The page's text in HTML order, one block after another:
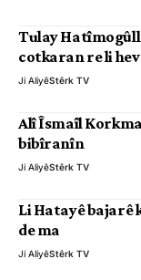
Tulay
cotkaran re li
Ji AliyêStêrk TV
Alî Îsmaîl
bibîranîn
Ji AliyêStêrk TV
Li Hatayê bajarê
de ma
Ji AliyêStêrk TV